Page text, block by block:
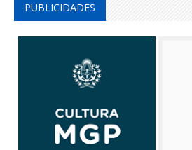
PUBLICIDADES